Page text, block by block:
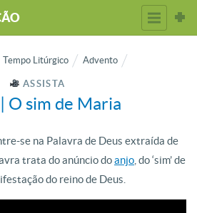
Tempo Litúrgico Advento
ASSISTA
O sim de Maria
se na Palavra de Deus extraída de
trata do anúncio doanjo , do ‘sim’ de
do reino de Deus.